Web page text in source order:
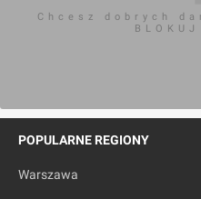
Chcesz dobrych
BLOKUJ
POPULARNE REGIONY
Warszawa